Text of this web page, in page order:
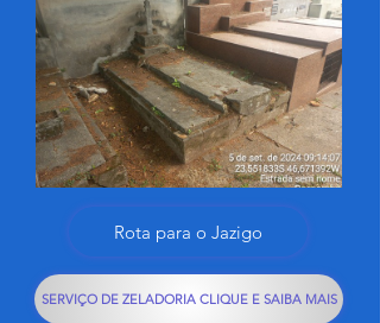
Rota para o Jazigo
SERVIÇO DE ZELADORIA CLIQUE E SAIBA MAIS